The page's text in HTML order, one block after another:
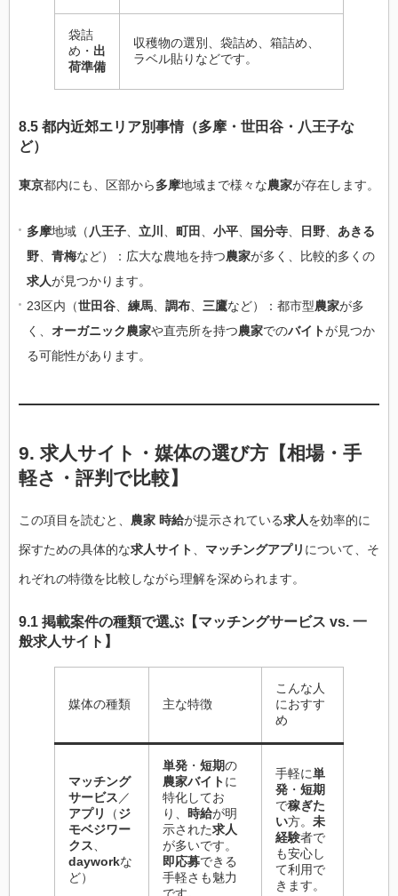
袋詰
め・ 出
荷準備
収穫物の選別、袋詰め、箱詰め、
ラベル貼りなどです。
8.5 都内近郊エリア別事情（多摩・世田谷・八王子な
ど）
東京都内にも、区部から多摩地域まで様々な農家が存在します。
多摩地域（ 八王子 立川 町田 小平 国分寺 日野
あきる
野
青梅など）：広大な農地を持つ農家が多く、比較的多くの
求人が見つかります。
23区内（世田谷 練馬 調布 三鷹など）：都市型農家が多
く、 オーガニック農家や直売所を持つ農家でのバイトが見つか
る可能性があります。
9. 求人サイト・媒体の選び方【相場・手
軽さ・評判で比較】
この項目を読むと、 農家 時給が提示されている求人を効率的に
探すための具体的な求人サイト、 マッチングアプリ について、そ
れぞれの特徴を比較しながら理解を深められます。
9.1 掲載案件の種類で選ぶ【マッチングサービス vs. 一
般求人サイト】
媒体の種類 主な特徴
こんな人
におすす
め
マッチング
サービス ／
アプリ
（ジ
モベジワー
クス
dayworkな
ど）
単発 ・ 短期の
農家バイトに
特化してお
り、 時給が明
示された求人
が多いです。
即応募できる
手軽さも魅力
手軽に単
発 ・ 短期
で稼ぎた
い方。 未
経験者で
も安心し
て利用で
きます。